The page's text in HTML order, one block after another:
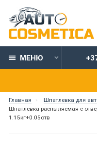
МЕНЮ
Главная
Шпатлевка для
Шпатлёвка распыляемая с
1.15кг+0.05отв